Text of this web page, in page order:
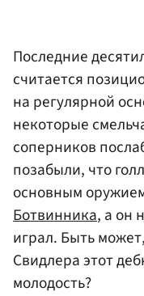
Последние
считается
на регулярной
некоторые
соперников
позабыли, что
основным
Ботвинника, а он
играл. Быть
Свидлера этот
молодость?